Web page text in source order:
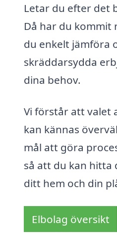
Letar du efter det
Då har du
du enkelt jämföra
skräddarsydda
dina behov.
Vi förstår att valet
kan kännas
mål att göra
så att du kan
ditt hem och din
Elbolag översikt